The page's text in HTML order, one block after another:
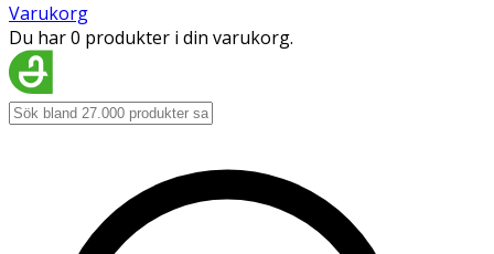
Varukorg
Du har 0 produkter i din varukorg.